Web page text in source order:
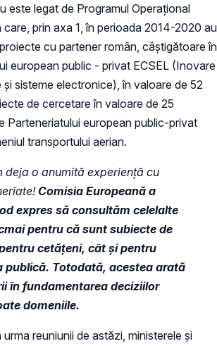
este legat de Programul Operațional
prin axa 1, în perioada 2014-2020 au
cu partener român, câștigătoare în
european public - privat ECSEL (Inovare
sisteme electronice), în valoare de 52
de cercetare în valoare de 25
Parteneriatului european public-privat
transportului aerian.
deja o anumită experiență cu
Comisia Europeană a
expres să consultăm celelalte
pentru că sunt subiecte de
cetățeni, cât și pentru
publică. Totodată, acestea arată
în fundamentarea deciziilor
domeniile.
reuniunii de astăzi, ministerele și